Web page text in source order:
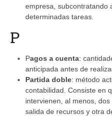
empresa, subcontratando
determinadas tareas.
P
Pagos a cuenta:
anticipada antes de
Partida doble: método
contabilidad. Consiste en
intervienen, al menos,
salida de recursos y otra